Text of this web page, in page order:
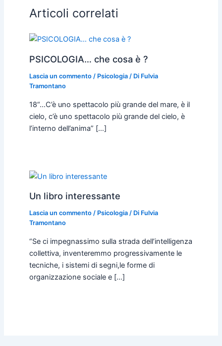
Articoli correlati
PSICOLOGIA… che cosa è ?
Lascia un commento / Psicologia/ Di Fulvia
Tramontano
18“…C’è uno spettacolo più grande del mare, è il
cielo, c’è uno spettacolo più grande del cielo, è
l’interno dell’anima” […]
Un libro interessante
Lascia un commento / Psicologia/ Di Fulvia
Tramontano
“Se ci impegnassimo sulla strada dell’intelligenza
collettiva, inventeremmo progressivamente le
tecniche, i sistemi di segni,le forme di
organizzazione sociale e […]